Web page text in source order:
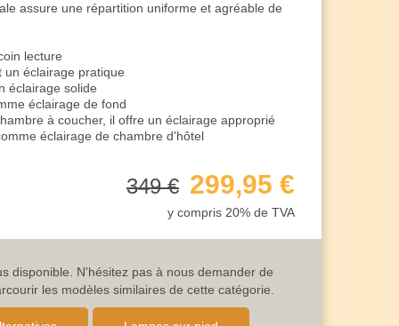
assure une répartition uniforme et agréable de
lecture
un éclairage pratique
éclairage solide
éclairage de fond
à coucher, il offre un éclairage approprié
éclairage de chambre d'hôtel
l'entrée
accents lumineux harmonieux
de couloir, notamment pour changer de pièce le
clients grâce à un éclairage adéquat
accompagne également lors de vos moments
349 € 299,95 €
y compris 20% de TVA
disponible. N'hésitez pas à nous demander de
les modèles similaires de cette catégorie.